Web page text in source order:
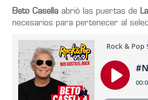
Beto Casella abrió las puertas de
necesarios para pertenecer al